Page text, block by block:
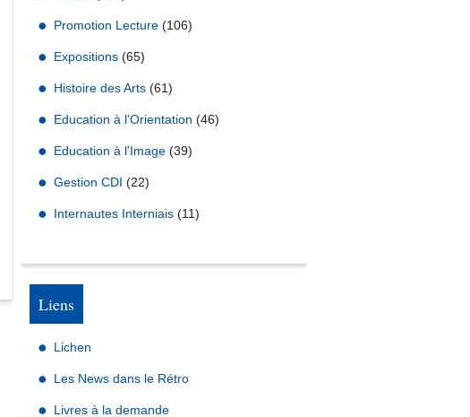
Promotion Lecture (106)
Expositions (65)
Histoire des Arts (61)
Education à l'Orientation (46)
Education à l'Image (39)
Gestion CDI (22)
Internautes Interniais (11)
Liens
Lichen
Les News dans le Rétro
Livres à la demande